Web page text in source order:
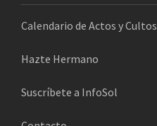
t
r
n
Calendario de Actos y Cultos
Hazte Hermano
Suscríbete a InfoSol